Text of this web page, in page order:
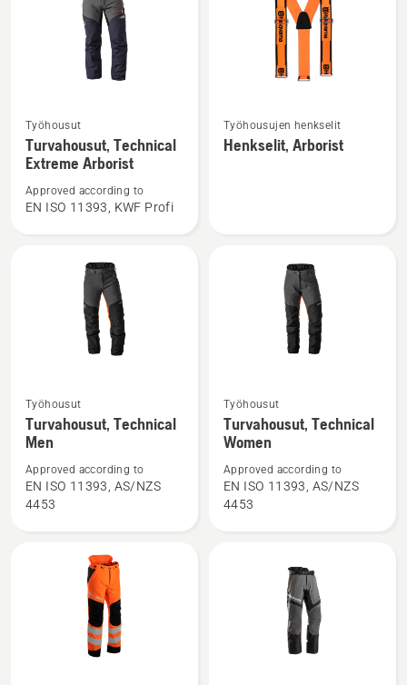
lisätietoja
tuotteesta
Technical
Työhousut
Turvahousut, Technical
Extreme Arborist
Approved according to
EN ISO 11393, KWF Profi
lisätietoja
tuotteesta
Työhousujen henkselit
Henkselit, Arborist
Katso
lisätietoja
tuotteesta
Turvahousut,
Technical
Men
Työhousut
Turvahousut, Technical
Men
Approved according to
EN ISO 11393, AS/NZS
4453
Katso
lisätietoja
tuotteesta
Turvahousut,
Technical
Women
Työhousut
Turvahousut, Technical
Women
Approved according to
EN ISO 11393, AS/NZS
4453